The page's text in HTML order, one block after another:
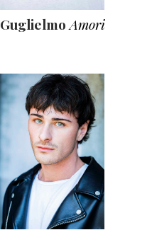
GuglielmoAmori